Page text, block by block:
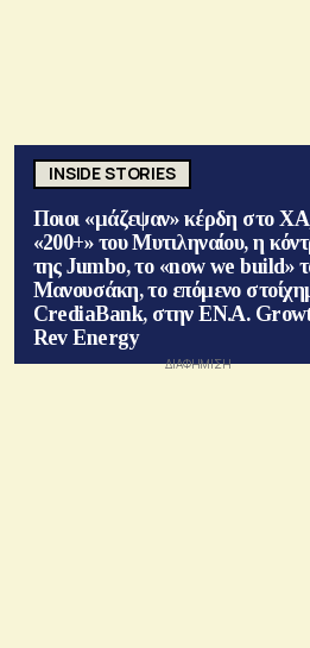
INSIDE STORIES
Ποιοι «μάζεψαν» κέρδη στο
«200+» του Μυτιληναίου, η
της Jumbo, το «now we build»
Μανουσάκη, το επόμενο
CrediaBank, στην ΕΝ.Α.
Rev Energy